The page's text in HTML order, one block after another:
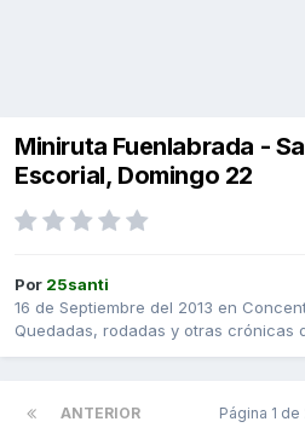
Miniruta Fuenlabrada -
Escorial, Domingo 22
Por 25santi
16 de Septiembre del 2013 en
Quedadas, rodadas y otras crónicas
ANTERIOR Página 1 de